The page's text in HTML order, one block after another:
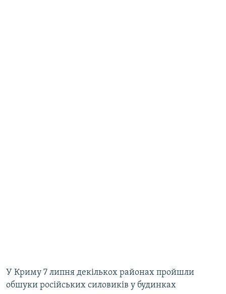
У Криму 7 липня декількох районах пройшли
обшуки російських силовиків у будинках